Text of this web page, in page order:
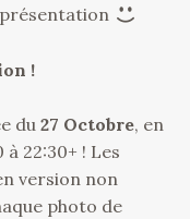
!
du 27 Octobre, en
22:30+ ! Les
version non
photo de